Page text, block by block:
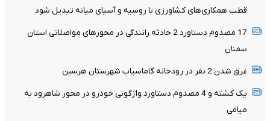
قطب همکاری‌های کشاورزی با روسیه و آسیای میانه تبدیل شود
17 مصدوم دستاورد 2 حادثه رانندگی در محورهای مواصلاتی استان
سمنان
غرق شدن 2 نفر در رودخانه گاماسیاب شهرستان هرسین
یک کشته و 4 مصدوم دستاورد واژگونی خودرو در محور شاهرود به
میامی